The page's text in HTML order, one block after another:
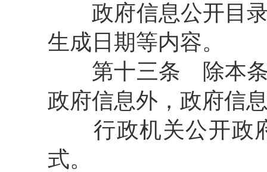
政府信息公开目录
生成日期等内容。
第十三条 除本条
政府信息外，政府信
行政机关公开政府
式。